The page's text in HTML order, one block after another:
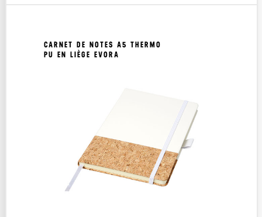
CARNET DE NOTES A5 THERMO
PU EN LIÈGE EVORA